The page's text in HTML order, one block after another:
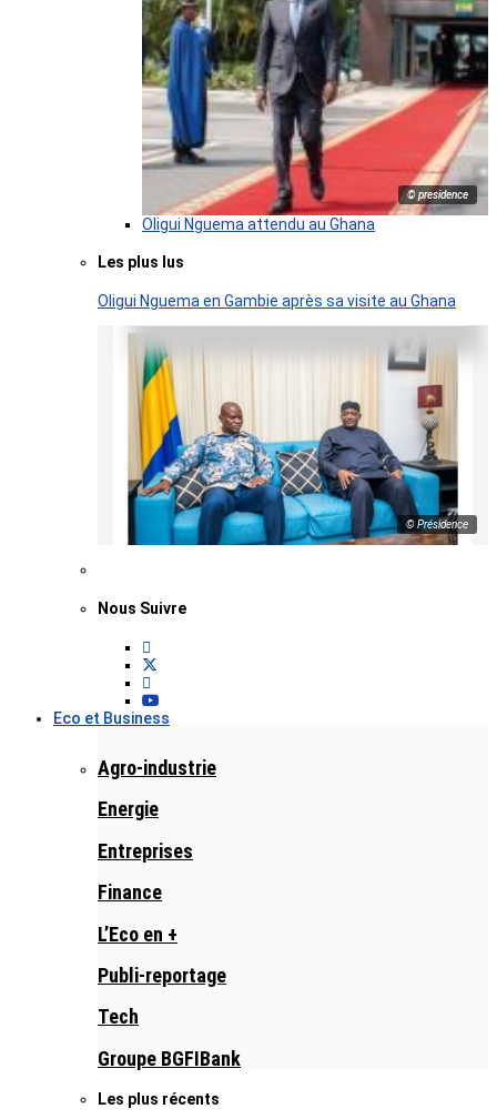
© presidence
Oligui Nguema attendu au Ghana
Les plus lus
Oligui Nguema en Gambie après sa visite au Ghana
© Présidence
Nous Suivre
Eco et Business
Agro-industrie
Energie
Entreprises
Finance
L’Eco en +
Publi-reportage
Tech
Groupe BGFIBank
Les plus récents